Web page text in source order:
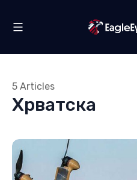
Хрватска
5 Articles